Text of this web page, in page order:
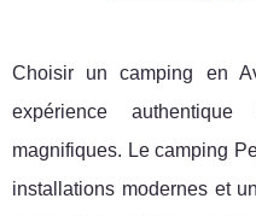
Choisir un camping en
expérience
magnifiques. Le camping
installations modernes et